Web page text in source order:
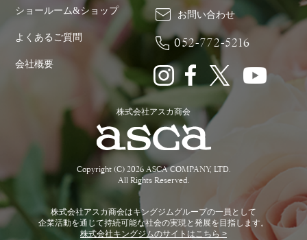
ショールーム&ショップ
よくあるご質問
会社概要
お問い合わせ
052-772-5216
株式会社アスカ商会
Copyright (C) 2026 ASCA COMPANY, LTD.
All Rights Reserved.
株式会社アスカ商会はキングジムグループの一員として
企業活動を通じて持続可能な社会の実現と発展を目指します。
株式会社キングジムのサイトはこちら >